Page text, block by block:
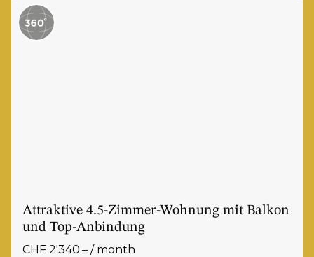
Attraktive 4.5-Zimmer-Wohnung mit Balkon
und Top-Anbindung
CHF 2'340.– / month